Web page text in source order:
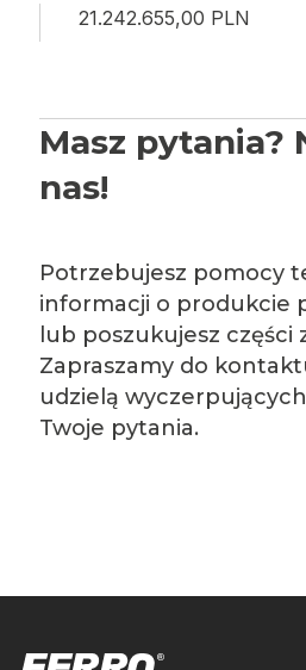
21.242.655,00 PLN
Masz pytania?
nas!
Potrzebujesz pomocy
informacji o produkcie
lub poszukujesz części
Zapraszamy do
udzielą
Twoje pytania.